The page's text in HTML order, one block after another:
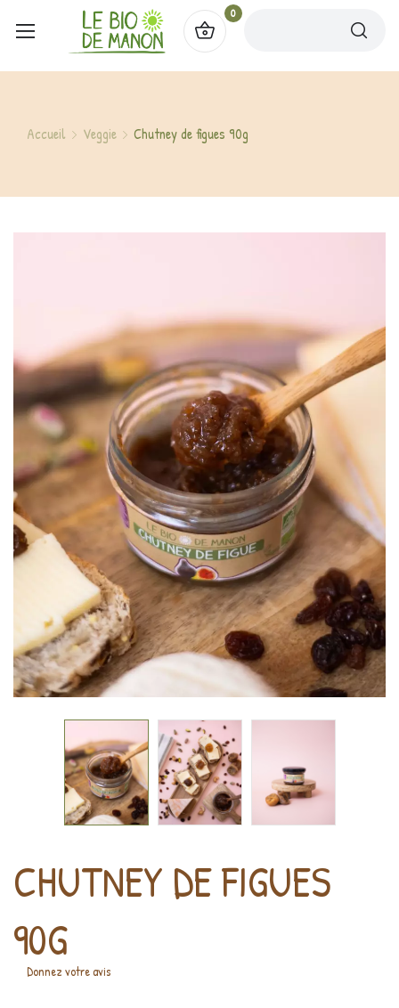
0
Accueil Veggie Chutney de figues 90g
CHUTNEY DE FIGUES
90G
Donnez votre avis